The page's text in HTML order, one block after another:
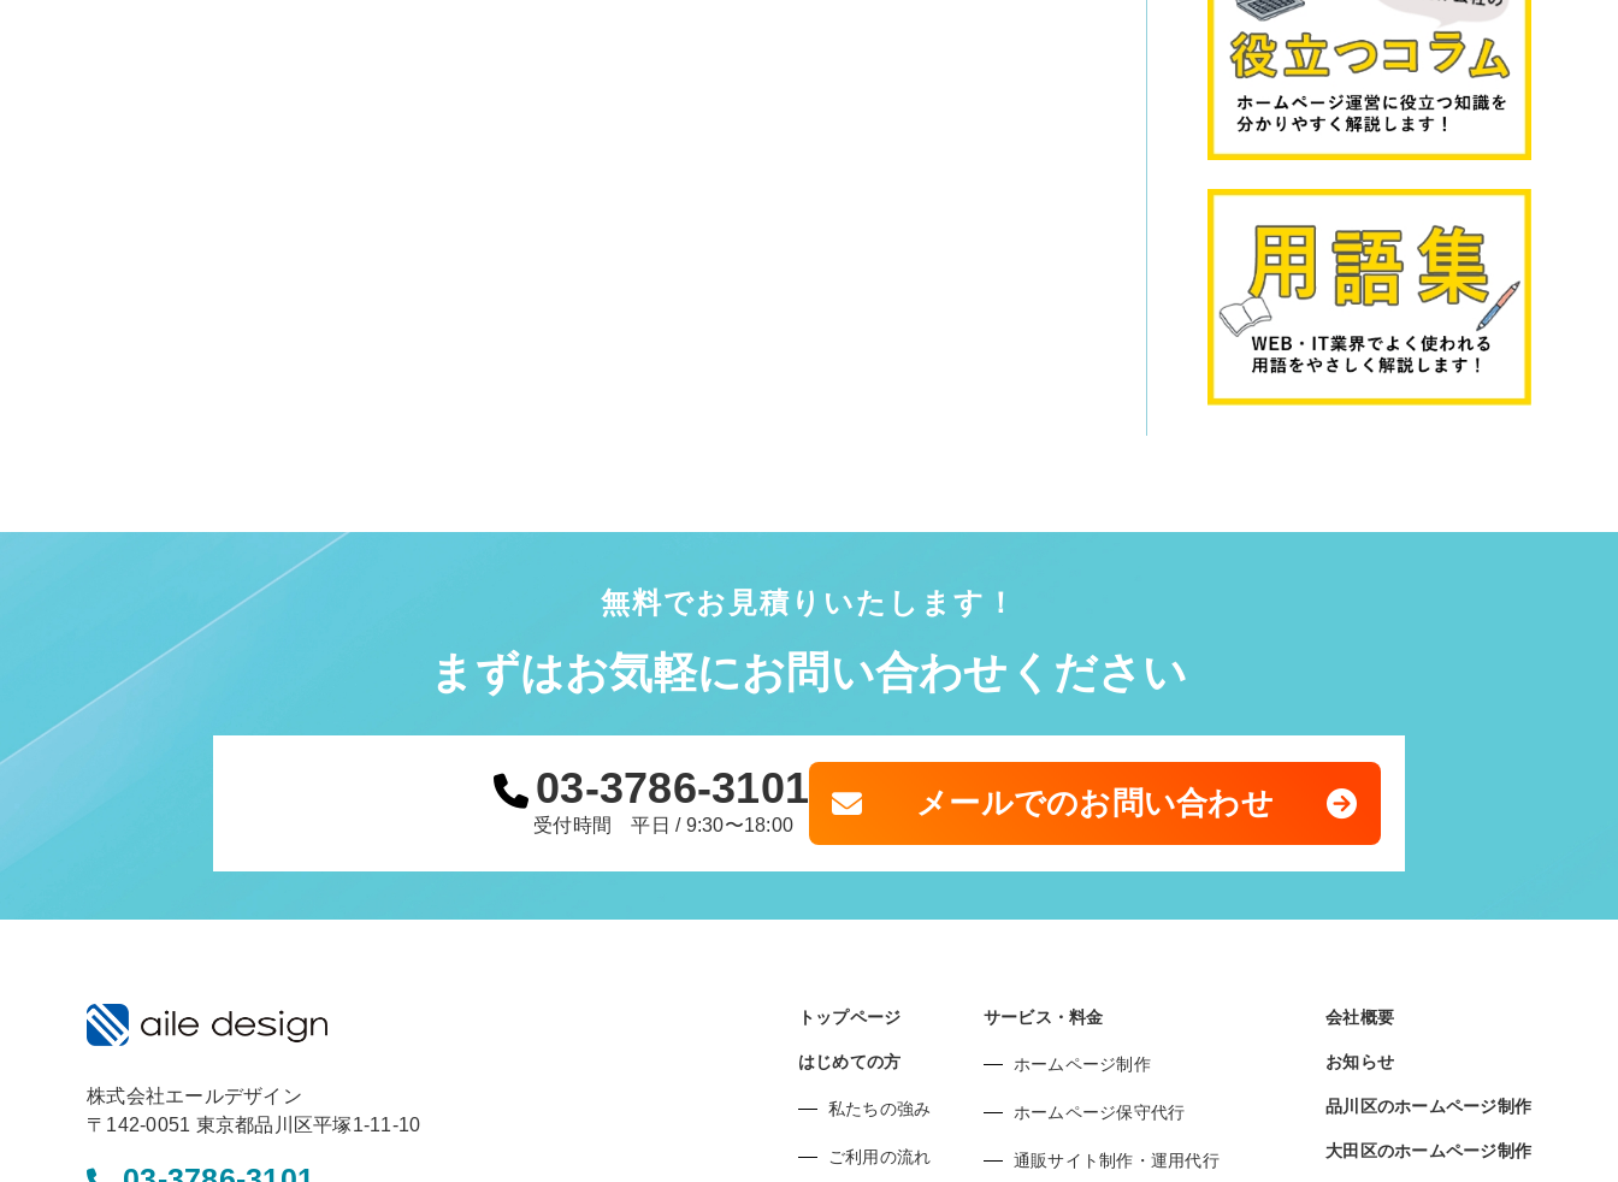
無料でお見積りいたします！
まずはお気軽にお問い合わせください
03-3786-3101
受付時間 平日 / 9:30〜18:00
メールでのお問い合わせ
株式会社エールデザイン
〒142-0051 東京都品川区平塚1-11-10
トップページ
はじめての方
私たちの強み
ご利用の流れ
サービス・料金
ホームページ制作
ホームページ保守代行
通販サイト制作・運用代行
会社概要
お知らせ
品川区のホームページ制作
大田区のホームページ制作